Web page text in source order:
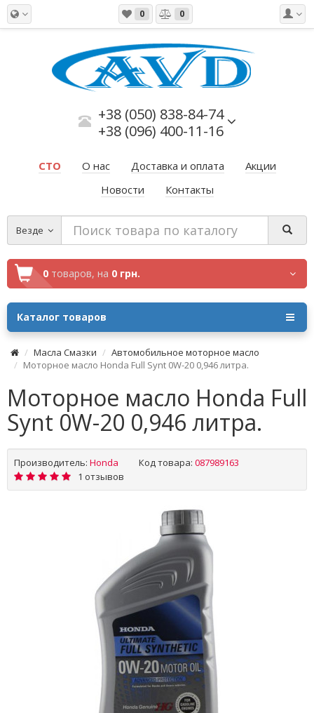
0 0
+38 (050) 838-84-74
+38 (096) 400-11-16
СТО О нас Доставка и оплата
Акции
Новости
Контакты
Везде
0 товаров, на 0 грн.
Каталог товаров
Масла Смазки
Автомобильное моторное масло
Моторное масло Honda Full Synt 0W-20 0,946 литра.
Моторное масло Honda Full
Synt 0W-20 0,946 литра.
Производитель: Honda Код товара: 087989163
1 отзывов